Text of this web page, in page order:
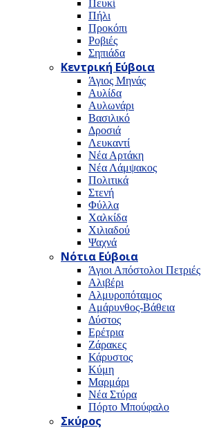
Πευκί
Πήλι
Προκόπι
Ροβιές
Σηπιάδα
Κεντρική Εύβοια
Άγιος Μηνάς
Αυλίδα
Αυλωνάρι
Βασιλικό
Δροσιά
Λευκαντί
Νέα Αρτάκη
Νέα Λάμψακος
Πολιτικά
Στενή
Φύλλα
Χαλκίδα
Χιλιαδού
Ψαχνά
Νότια Εύβοια
Άγιοι Απόστολοι Πετριές
Αλιβέρι
Αλμυροπόταμος
Αμάρυνθος-Βάθεια
Δύστος
Ερέτρια
Ζάρακες
Κάρυστος
Κύμη
Μαρμάρι
Νέα Στύρα
Πόρτο Μπούφαλο
Σκύρος